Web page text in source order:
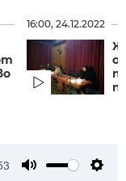
16:00, 24.12.2022